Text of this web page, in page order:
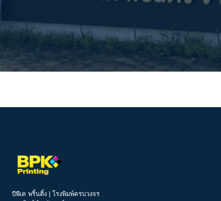
บีพีเค พริ้นติ้ง | โรงพิมพ์ครบวงจร